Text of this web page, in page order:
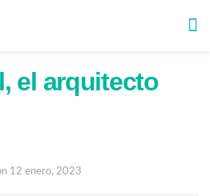
el arquitecto
12 enero, 2023